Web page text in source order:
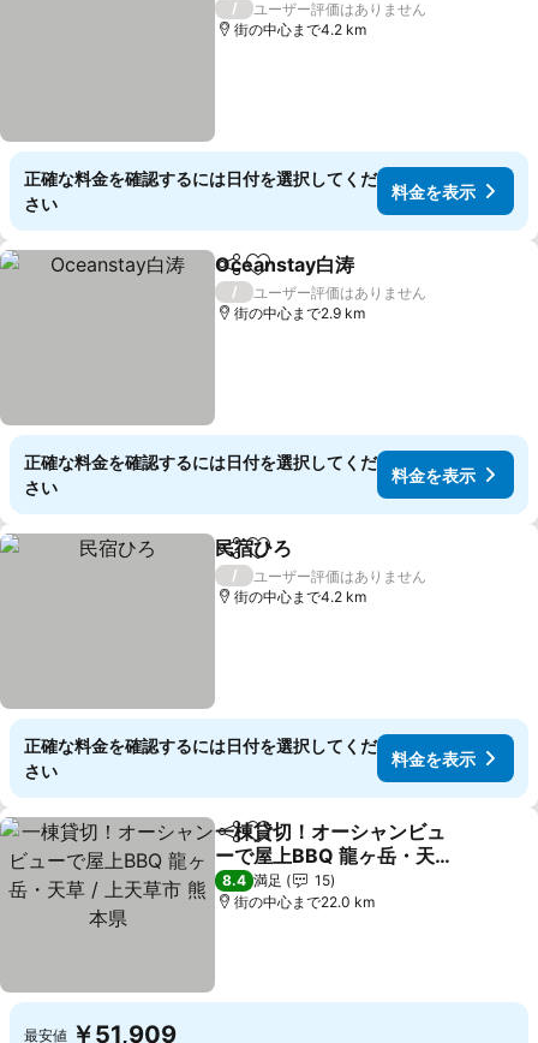
/
ユーザー評価はありません
街の中心まで4.2 km
正確な料金を確認するには日付を選択してくだ
さい
料金を表示
シェアお気に入りに追加
Oceanstay白涛
/
ユーザー評価はありません
街の中心まで2.9 km
正確な料金を確認するには日付を選択してくだ
さい
料金を表示
シェアお気に入りに追加
民宿ひろ
/
ユーザー評価はありません
街の中心まで4.2 km
正確な料金を確認するには日付を選択してくだ
さい
料金を表示
シェアお気に入りに追加
一棟貸切！オーシャンビュ
ーで屋上BBQ 龍ヶ岳・天草
/ 上天草市 熊本県
8.4 満足
15
街の中心まで22.0 km
最安値 ￥51,909